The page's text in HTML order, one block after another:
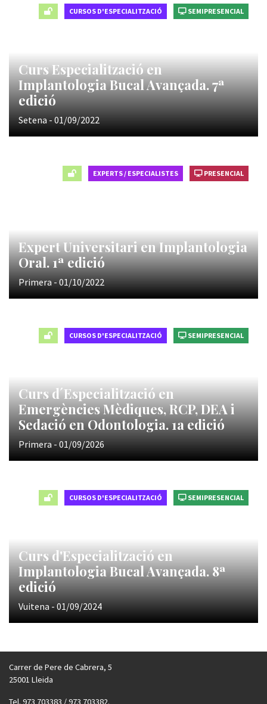
CURSOS D'ESPECIALITZACIÓ SEMIPRESENCIAL
Curs Especialització en
Implantologia Bucal Avançada. 7ª
edició
Setena - 01/09/2022
EXPERTS / ESPECIALISTES PRESENCIAL
Expert Universitari en Implantologia
Oral. 1ª edició
Primera - 01/10/2022
CURSOS D'ESPECIALITZACIÓ SEMIPRESENCIAL
Curs d´Especialització en
Emergències Mèdiques, RCP, DEA i
Sedació en Odontologia. 1a edició
Primera - 01/09/2026
CURSOS D'ESPECIALITZACIÓ SEMIPRESENCIAL
Curs d'Especialització en
Implantologia Bucal Avançada. 8ª
edició
Vuitena - 01/09/2024
Carrer de Pere de Cabrera, 5
25001 Lleida
Tel. 973 703383 / 973 703382.